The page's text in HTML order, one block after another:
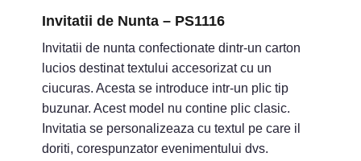
Invitatii de Nunta – PS1116
Invitatii de nunta confectionate dintr-un carton
lucios destinat textului accesorizat cu un
ciucuras. Acesta se introduce intr-un plic tip
buzunar. Acest model nu contine plic clasic.
Invitatia se personalizeaza cu textul pe care il
doriti, corespunzator evenimentului dvs.